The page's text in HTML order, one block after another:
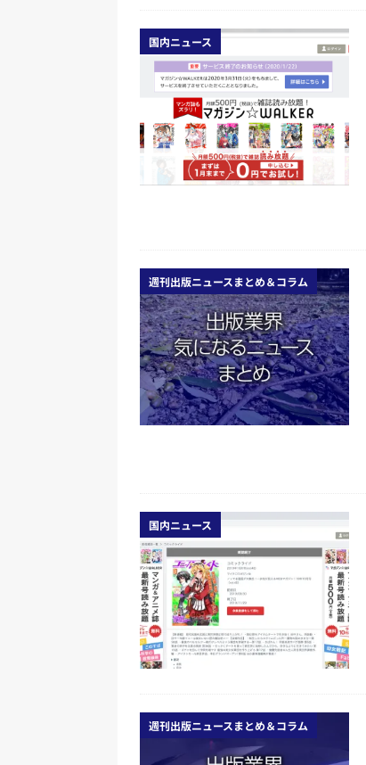
国内ニュース
週刊出版ニュースまとめ＆コラム
国内ニュース
週刊出版ニュースまとめ＆コラム